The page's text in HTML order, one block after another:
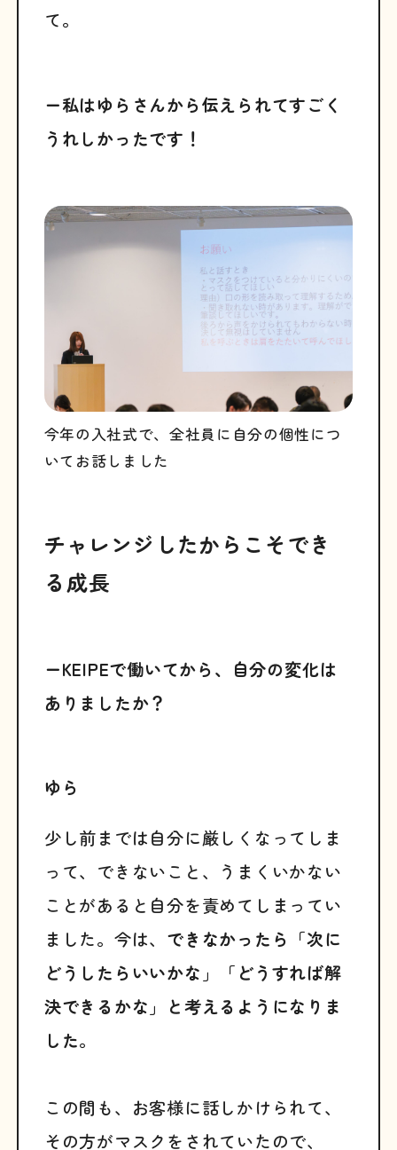
て。
ー私はゆらさんから伝えられてすごく
うれしかったです！
今年の入社式で、全社員に自分の個性につ
いてお話しました
チャレンジしたからこそでき
る成長
ーKEIPEで働いてから、自分の変化は
ありましたか？
ゆら
少し前までは自分に厳しくなってしま
って、できないこと、うまくいかない
ことがあると自分を責めてしまってい
ました。今は、 できなかったら「次に
どうしたらいいかな」「どうすれば解
決できるかな」と考えるようになりま
した。
この間も、お客様に話しかけられて、
その方がマスクをされていたので、